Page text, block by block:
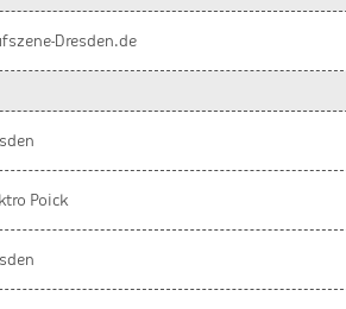
Dresden.de
Poick